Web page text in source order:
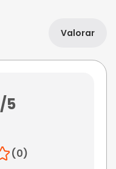
Valorar
/5
(0)